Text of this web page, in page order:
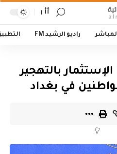
أأ
راديو الرشيد FM
بالتهجير
في بغداد